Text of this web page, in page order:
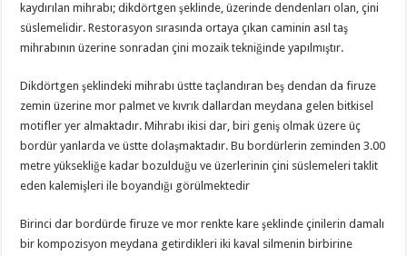
kaydırılan mihrabı; dikdörtgen şeklinde, üzerinde dendenları olan, çini
süslemelidir. Restorasyon sırasında ortaya çıkan caminin asıl taş
mihrabının üzerine sonradan çini mozaik tekniğinde yapılmıştır.
Dikdörtgen şeklindeki mihrabı üstte taçlandıran beş dendan da firuze
zemin üzerine mor palmet ve kıvrık dallardan meydana gelen bitkisel
motifler yer almaktadır. Mihrabı ikisi dar, biri geniş olmak üzere üç
bordür yanlarda ve üstte dolaşmaktadır. Bu bordürlerin zeminden 3.00
metre yüksekliğe kadar bozulduğu ve üzerlerinin çini süslemeleri taklit
eden kalemişleri ile boyandığı görülmektedir
Birinci dar bordürde firuze ve mor renkte kare şeklinde çinilerin damalı
bir kompozisyon meydana getirdikleri iki kaval silmenin birbirine